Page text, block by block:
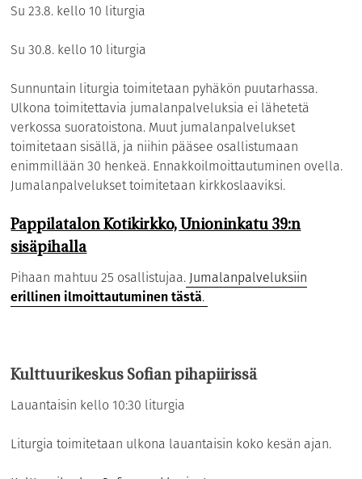
Su 23.8. kello 10 liturgia
Su 30.8. kello 10 liturgia
Sunnuntain liturgia toimitetaan pyhäkön puutarhassa.
Ulkona toimitettavia jumalanpalveluksia ei lähetetä
verkossa suoratoistona. Muut jumalanpalvelukset
toimitetaan sisällä, ja niihin pääsee osallistumaan
enimmillään 30 henkeä. Ennakkoilmoittautuminen ovella.
Jumalanpalvelukset toimitetaan kirkkoslaaviksi.
Pappilatalon Kotikirkko, Unioninkatu 39:n
sisäpihalla
Pihaan mahtuu 25 osallistujaa. Jumalanpalveluksiin
erillinen ilmoittautuminen tästä.
Kulttuurikeskus Sofian pihapiirissä
Lauantaisin kello 10:30 liturgia
Liturgia toimitetaan ulkona lauantaisin koko kesän ajan.